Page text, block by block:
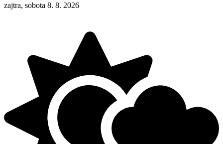
zajtra, sobota 8. 8. 2026